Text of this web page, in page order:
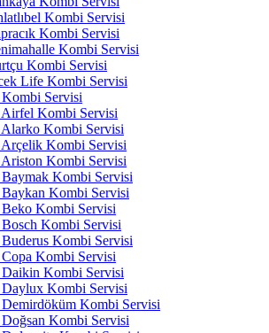
Kombi Servisi
Kombi Servisi
Kombi Servisi
Kombi Servisi
Life Kombi Servisi
Servisi
Kombi Servisi
Kombi Servisi
Kombi Servisi
Kombi Servisi
Kombi Servisi
Kombi Servisi
Kombi Servisi
Kombi Servisi
Kombi Servisi
Kombi Servisi
Kombi Servisi
Kombi Servisi
Kombi Servisi
Kombi Servisi